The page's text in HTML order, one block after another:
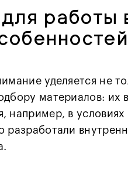
работы
уделяется не
материалов: их
например, в
разработали